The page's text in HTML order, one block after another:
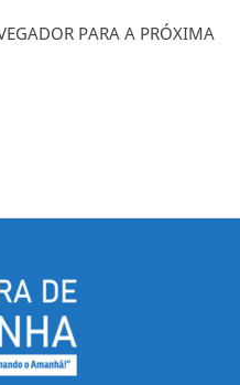
PARA A PRÓXIMA